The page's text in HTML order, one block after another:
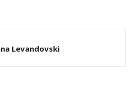
Levandovski